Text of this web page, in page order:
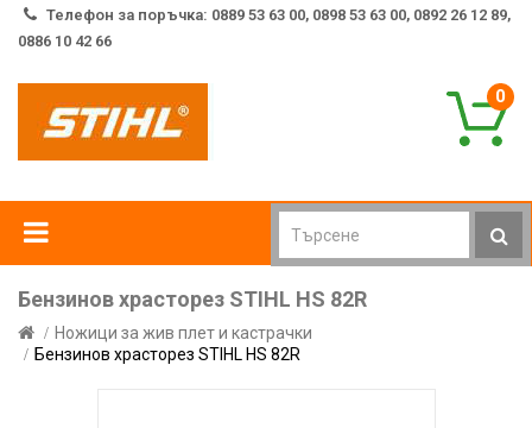
Телефон за поръчка: 0889 53 63 00, 0898 53 63 00, 0892 26 12 89,
0886 10 42 66
0
Бензинов храсторез STIHL HS 82R
Ножици за жив плет и кастрачки
Бензинов храсторез STIHL HS 82R